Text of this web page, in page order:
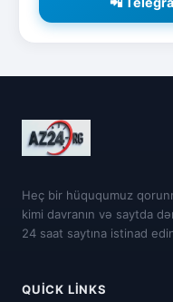
Heç bir hüququmuz
kimi davranın və saytda
24 saat saytına istinad
QUICK LINKS